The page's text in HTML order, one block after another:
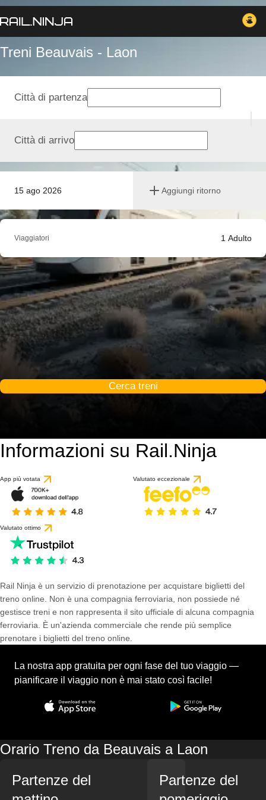
Treni Beauvais - Laon
15 ago 2026 Aggiungi ritorno
Città di partenza
Città di arrivo
Viaggiatori 1 Adulto
Cerca treni
Informazioni su Rail.Ninja
App più votata Valutato eccezionale
Valutato ottimo
Rail Ninja è un servizio di prenotazione per acquistare biglietti del
treno online. Non è una compagnia ferroviaria, non possiede né
gestisce treni e non rappresenta il sito ufficiale di alcuna compagnia
ferroviaria. È un'azienda commerciale che rende più semplice
prenotare i biglietti del treno online.
La nostra app gratuita per ogni fase del tuo viaggio —
pianificare il viaggio non è mai stato così facile!
Orario Treno da Beauvais a Laon
Partenze del
Partenze del